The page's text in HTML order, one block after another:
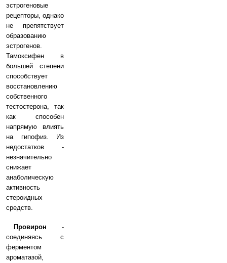
эстрогеновые
рецепторы, однако
не препятствует
образованию
эстрогенов.
Тамоксифен в
большей степени
способствует
восстановлению
собственного
тестостерона, так
как способен
напрямую влиять
на гипофиз. Из
недостатков -
незначительно
снижает
анаболическую
активность
стероидных
средств.
Провирон -
соединяясь с
ферментом
ароматазой,